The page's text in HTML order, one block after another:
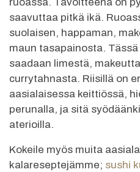
ruoassa. Tavoitteena on
saavuttaa pitkä ikä.
suolaisen, happaman,
maun tasapainosta.
saadaan limestä,
currytahnasta. Riisillä on
aasialaisessa keittiössä,
perunalla, ja sitä
aterioilla.
Kokeile myös muita
kalareseptejämme; sushi